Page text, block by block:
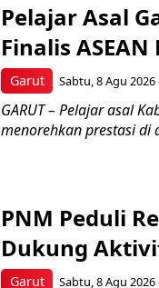
Garut
Pelajar Asal
Finalis
Sabtu, 8 Agu 2026
GARUT – Pelajar asal
menorehkan prestasi di
Garut
PNM Peduli
Dukung
Sabtu, 8 Agu 2026